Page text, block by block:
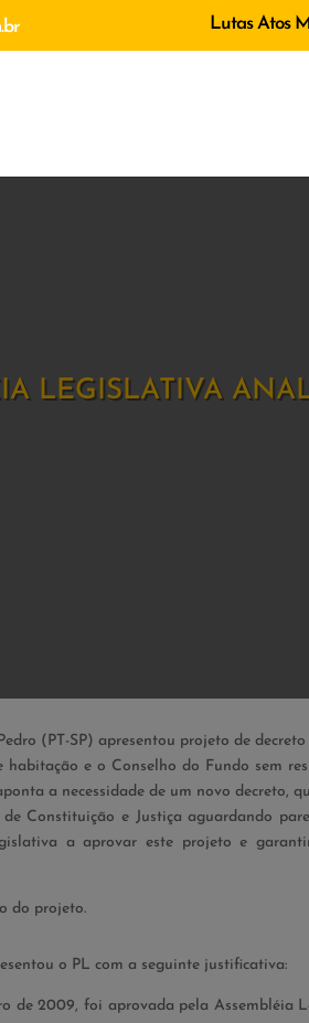
Lutas Atos
LEGISLATIVA
(PT-SP) apresentou projeto de
habitação e o Conselho do Fundo sem
a necessidade de um novo decreto,
Constituição e Justiça aguardando
a aprovar este projeto e
do projeto.
o PL com a seguinte justificativa:
de 2009, foi aprovada pela Assembléia